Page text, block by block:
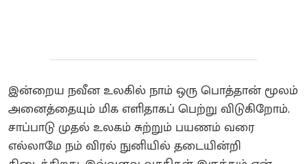
இன்றைய நவீன உலகில் நாம் ஒரு பொத்தான் மூலம்
அனைத்தையும் மிக எளிதாகப் பெற்று விடுகிறோம்.
சாப்பாடு முதல் உலகம் சுற்றும் பயணம் வரை
எல்லாமே நம் விரல் நுனியில் தடையின்றி